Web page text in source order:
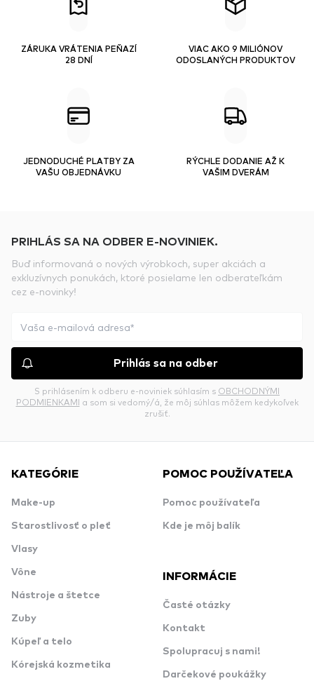
ZÁRUKA VRÁTENIA PEŇAZÍ
28 DNÍ
VIAC AKO 9 MILIÓNOV
ODOSLANÝCH PRODUKTOV
JEDNODUCHÉ PLATBY ZA
VAŠU OBJEDNÁVKU
RÝCHLE DODANIE AŽ K
VAŠIM DVERÁM
PRIHLÁS SA NA ODBER E-NOVINIEK.
Buď informovaná o nových výrobkoch, super akciách a
exkluzívnych ponukách, ktoré posielame len odberateľkám
cez e-novinky!
Prihlás sa na odber
S prihlásením k odberu e-noviniek súhlasím s OBCHODNÝMI
PODMIENKAMI a som si vedomý/á, že môj súhlas môžem kedykoľvek
zrušiť.
KATEGÓRIE
Make-up
Starostlivosť o pleť
Vlasy
Vône
Nástroje a štetce
Zuby
Kúpeľ a telo
Kórejská kozmetika
POMOC POUŽÍVATEĽA
Pomoc používateľa
Kde je môj balík
INFORMÁCIE
Časté otázky
Kontakt
Spolupracuj s nami!
Darčekové poukážky